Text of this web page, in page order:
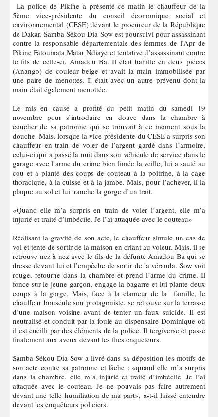
La police de Pikine a présenté ce matin le chauffeur de la
5ème vice-présidente du conseil économique social et
environnemental (CESE) devant le procureur de la République
de Dakar. Samba Sékou Dia Sow est poursuivi pour assassinant
contre la responsable départementale des femmes de l’Apr de
Pikine Fatoumata Matar Ndiaye et tentative d’assassinant contre
le fils de celle-ci, Amadou Ba. Il était habillé en deux pièces
(Anango) de couleur beige et avait la main immobilisée par
une paire de menottes. Il était avec un autre prévenu dont la
main était également menottée.
Le mis en cause a profité du petit matin du samedi 19
novembre pour s’introduire en douce dans la chambre à
coucher de sa patronne qui se trouvait à ce moment sous la
douche. Mais, lorsque la vice-présidente du CESE a surpris son
chauffeur en train de voler de l’argent gardé dans l’armoire,
celui-ci qui a passé la nuit dans son véhicule de service dans le
garage avec l’arme du crime bien limée la veille, lui a sauté au
cou et a planté des coups de couteau à la poitrine, à la cage
thoracique, à la cuisse et à la jambe. Mais, pour l’achever, il la
plaque au sol et lui tranche la gorge d’un trait.
«Quand elle m’a surpris en train de voler l’argent, elle m’a
injurié et traité d’imbécile. Je l’ai attaquée avec le couteau»
Réalisant la gravité de son acte, le chauffeur simule un cas de
vol et tente de sortir de la maison en criant au voleur. Mais, il se
retrouve nez à nez avec le fils de la défunte Amadou Ba qui se
dresse devant lui et l’empêche de sortir de la véranda. Sow voit
rouge, retourne dans la chambre et prend l’arme du crime. Il
fonce sur le jeune garçon, engage la bagarre et lui plante deux
coups à la gorge. Mais, face à la clameur de la famille, le
chauffeur bouscule son protagoniste, se retrouve sur la terrasse
d’une maison voisine avant de tenter un faux suicide. Il est
neutralisé et conduit par la foule au dispensaire Dominique où
il est cueilli par des éléments de la police. Il tergiverse et passe
finalement aux aveux devant les flics enquêteurs.
Samba Sékou Dia Sow a livré dans sa déposition les motifs de
son acte contre sa patronne et lâche : «quand elle m’a surpris
dans la chambre, elle m’a injurié et traité d’imbécile. Je l’ai
attaquée avec le couteau. Je ne pouvais pas faire autrement
devant une telle humiliation de ma part», a-t-il laissé entendre
devant les enquêteurs policiers.